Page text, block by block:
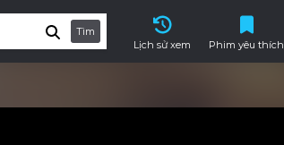
Tìm
Lịch sử xem
Phim yêu thích